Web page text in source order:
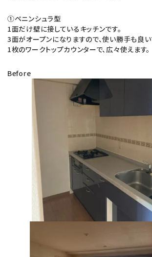
①ペニンシュラ型
1面だけ壁に接しているキッチンです。
3面がオープンになりますので、使い勝手も良い
1枚のワークトップカウンターで、広々使えます。
Before